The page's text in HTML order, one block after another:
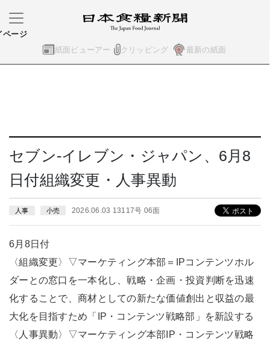
紙面ビューアー クリッピング 最新の紙面
ページ
セブン-イレブン・ジャパン、6月8
日付組織変更・人事異動
人事 小売 2026.06.03 13117号 06面
6月8日付
〈組織変更〉▽マーケティング本部＝IPコンテンツホル
ダーとの窓口を一本化し、戦略・企画・投資判断を迅速
化することで、商材としての新たな価値創出と収益の最
大化を目指すため「IP・コンテンツ戦略部」を新設する
〈人事異動〉▽マーケティング本部IP・コンテンツ戦略